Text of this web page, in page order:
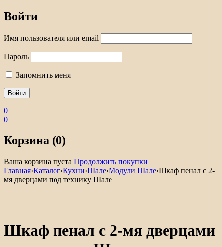
Войти
Имя пользователя или email
Пароль
Запомнить меня
0
0
Корзина (0)
Ваша корзина пуста Продолжить покупки
Главная›Каталог›Кухни›Шале›Модули Шале›Шкаф пенал с 2-
мя дверцами под технику Шале
Шкаф пенал с 2-мя дверцами